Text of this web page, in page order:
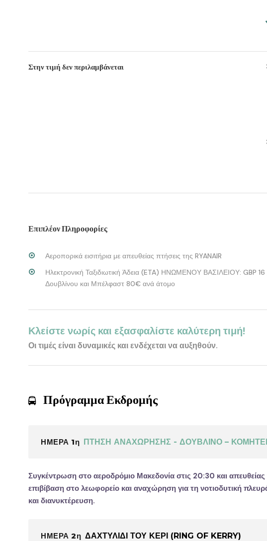
Στην τιμή δεν περιλαμβάνεται
Επιπλέον Πληροφορίες
Αεροπορικά εισιτήρια με απευθείας πτήσεις της RYANAIR
Ηλεκτρονική Ταξιδιωτική Άδεια (ETA) ΗΝΩΜΕΝΟΥ ΒΑΣΙΛΕΙΟΥ: GBP
Δουβλίνου και Μπέλφαστ 80€ ανά άτομο
Κλείστε νωρίς και εξασφαλίστε καλύτερη τιμή!
Οι τιμές είναι δυναμικές και ενδέχεται να αυξηθούν.
Πρόγραμμα Εκδρομής
ΗΜΕΡΑ 1η ΠΤΗΣΗ ΑΝΑΧΩΡΗΣΗΣ - ΔΟΥΒΛΙΝΟ –
Συγκέντρωση στο αεροδρόμιο Μακεδονία στις 20:30 και
επιβίβαση στο λεωφορείο και αναχώρηση για τη νοτιοδυτική
και διανυκτέρευση.
ΗΜΕΡΑ 2η ΔΑΧΤΥΛΙΔΙ ΤΟΥ ΚΕΡΙ (RING OF KERRY)